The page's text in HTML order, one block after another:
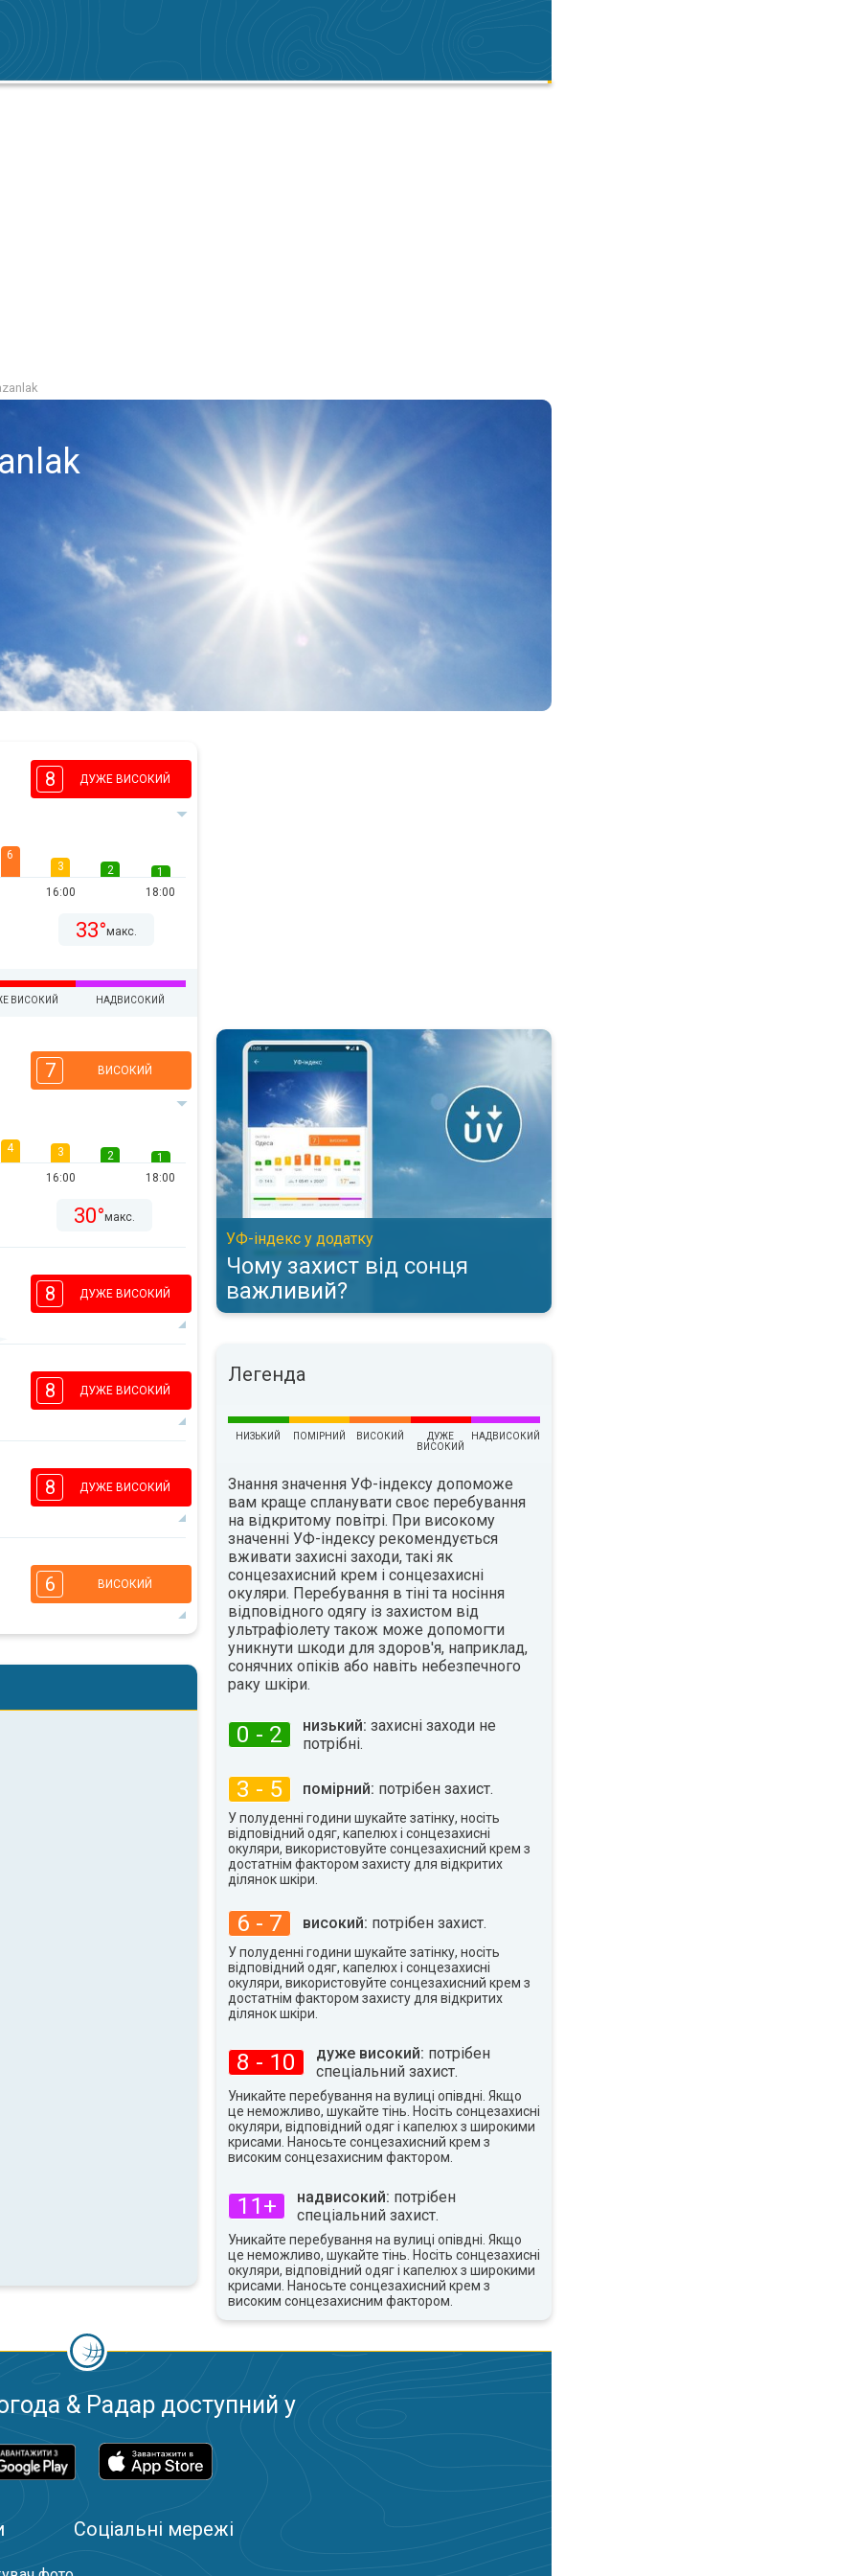
8 ДУЖЕ ВИСОКИЙ
6
3
16:00
2
1
18:00
33°макс.
ВИСОКИЙ НАДВИСОКИЙ
7 ВИСОКИЙ
4
3
16:00
2
1
18:00
30°макс.
8 ДУЖЕ ВИСОКИЙ
5
16:00
1
31°макс.
8 ДУЖЕ ВИСОКИЙ
5
16:00
1
33°макс.
8 ДУЖЕ ВИСОКИЙ
4
16:00
34°макс.
6 ВИСОКИЙ
2
1
Чому захист від сонця важливий?. УФ-індекс у додатку. . .
УФ-індекс у додатку
Чому захист від сонця
важливий?
Легенда
НИЗЬКИЙ ПОМІРНИЙ ВИСОКИЙ
ДУЖЕ
ВИСОКИЙ
НАДВИСОКИЙ
Знання значення УФ-індексу допоможе
вам краще спланувати своє перебування
на відкритому повітрі. При високому
значенні УФ-індексу рекомендується
вживати захисні заходи, такі як
сонцезахисний крем і сонцезахисні
окуляри. Перебування в тіні та носіння
відповідного одягу із захистом від
ультрафіолету також може допомогти
уникнути шкоди для здоров'я, наприклад,
сонячних опіків або навіть небезпечного
раку шкіри.
0 - 2 низький: захисні заходи не
потрібні.
3 - 5 помірний: потрібен захист.
У полуденні години шукайте затінку, носіть
відповідний одяг, капелюх і сонцезахисні
окуляри, використовуйте сонцезахисний крем з
достатнім фактором захисту для відкритих
ділянок шкіри.
6 - 7 високий: потрібен захист.
У полуденні години шукайте затінку, носіть
відповідний одяг, капелюх і сонцезахисні
окуляри, використовуйте сонцезахисний крем з
достатнім фактором захисту для відкритих
ділянок шкіри.
8 - 10 дуже високий: потрібен
спеціальний захист.
Уникайте перебування на вулиці опівдні. Якщо
це неможливо, шукайте тінь. Носіть сонцезахисні
окуляри, відповідний одяг і капелюх з широкими
крисами. Наносьте сонцезахисний крем з
високим сонцезахисним фактором.
11+ надвисокий: потрібен
спеціальний захист.
Уникайте перебування на вулиці опівдні. Якщо
це неможливо, шукайте тінь. Носіть сонцезахисні
окуляри, відповідний одяг і капелюх з широкими
крисами. Наносьте сонцезахисний крем з
високим сонцезахисним фактором.
& Радар доступний у
Соціальні мережі